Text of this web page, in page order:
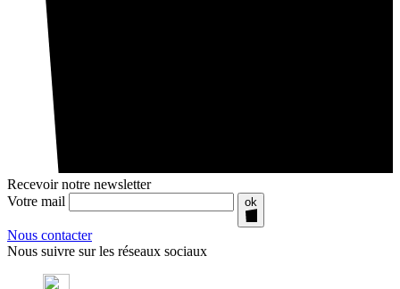
Recevoir notre newsletter
Votre mail
ok
Nous contacter
Nous suivre sur les réseaux sociaux